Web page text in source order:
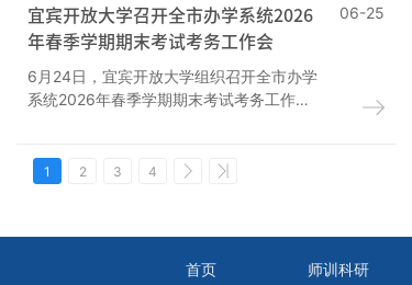
宜宾开放大学召开全市办学系统2026
年春季学期期末考试考务工作会
6月24日，宜宾开放大学组织召开全市办学
系统2026年春季学期期末考试考务工作
06-25
1 2 3 4
首页
师训科研